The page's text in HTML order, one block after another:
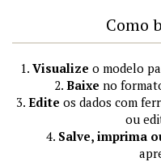
Como
1. Visualize o modelo
2. Baixe no
3. Edite os dados com
ou
4. Salve, imprima